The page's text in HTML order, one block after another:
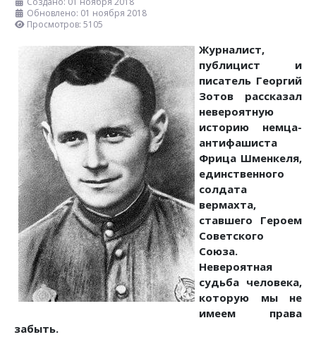
Обновлено: 01 ноября 2018
Просмотров: 5105
Журналист,
публицист и
писатель Георгий
Зотов рассказал
невероятную
историю немца-
антифашиста
Фрица Шменкеля,
единственного
солдата
вермахта,
ставшего Героем
Советского
Союза.
Невероятная
судьба человека,
которую мы не
имеем права
забыть.